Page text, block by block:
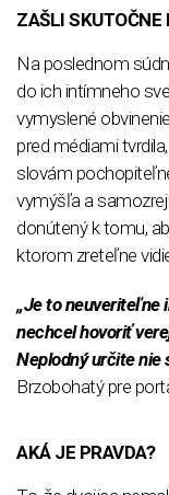
ZAŠLI SKUTOČNE
Na poslednom
do ich intímneho
vymyslené
pred médiami
slovám
vymýšľa a
donútený k tomu,
ktorom zreteľne
„Je to neuveriteľne
nechcel hovoriť
Neplodný určite nie
Brzobohatý pre
AKÁ JE PRAVDA?